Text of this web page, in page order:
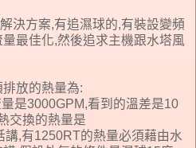
決方案,有追濕球的,有裝設變頻
最佳化,然後追求主機跟水塔風
放的熱量為:
是3000GPM,看到的溫差是10
交換的熱量是
講,有1250RT的熱量必須藉由水